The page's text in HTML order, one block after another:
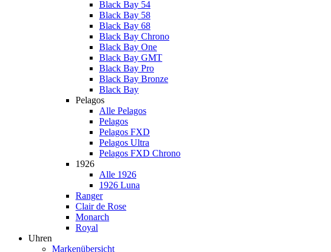
Black Bay 54
Black Bay 58
Black Bay 68
Black Bay Chrono
Black Bay One
Black Bay GMT
Black Bay Pro
Black Bay Bronze
Black Bay
Pelagos
Alle Pelagos
Pelagos
Pelagos FXD
Pelagos Ultra
Pelagos FXD Chrono
1926
Alle 1926
1926 Luna
Ranger
Clair de Rose
Monarch
Royal
Uhren
Markenübersicht